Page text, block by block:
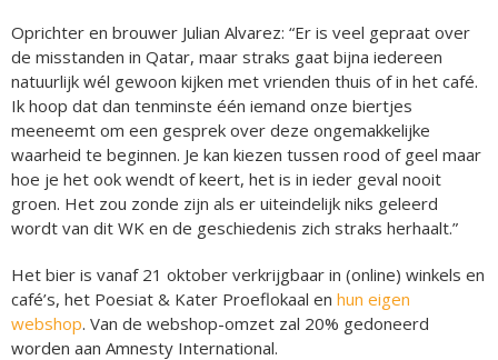
Oprichter en brouwer Julian Alvarez: “Er is veel gepraat over
de misstanden in Qatar, maar straks gaat bijna iedereen
natuurlijk wél gewoon kijken met vrienden thuis of in het café.
Ik hoop dat dan tenminste één iemand onze biertjes
meeneemt om een gesprek over deze ongemakkelijke
waarheid te beginnen. Je kan kiezen tussen rood of geel maar
hoe je het ook wendt of keert, het is in ieder geval nooit
groen. Het zou zonde zijn als er uiteindelijk niks geleerd
wordt van dit WK en de geschiedenis zich straks herhaalt.”
Het bier is vanaf 21 oktober verkrijgbaar in (online) winkels en
café’s, het Poesiat & Kater Proeflokaal en hun eigen
webshop. Van de webshop-omzet zal 20% gedoneerd
worden aan Amnesty International.